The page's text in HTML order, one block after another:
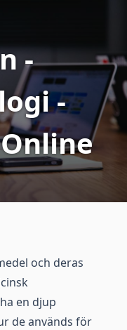
-
-
och deras
en djup
de används för